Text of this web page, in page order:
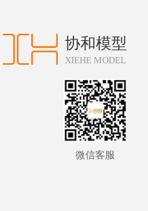
协和模型
XIEHE MODEL
微信客服